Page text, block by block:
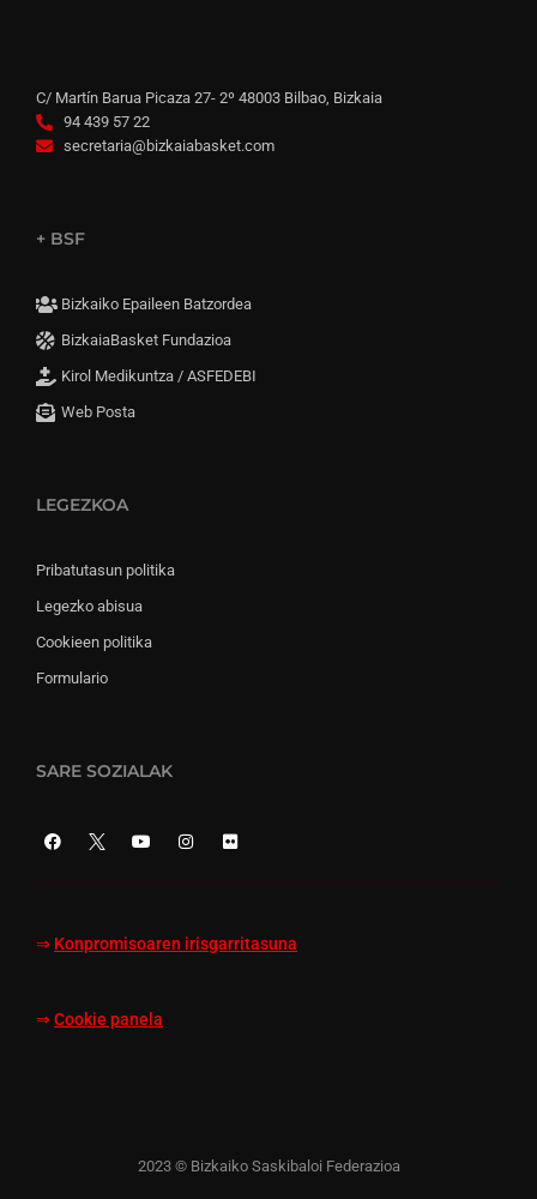
C/ Martín Barua Picaza 27- 2º 48003 Bilbao, Bizkaia
94 439 57 22
secretaria@bizkaiabasket.com
+ BSF
Bizkaiko Epaileen Batzordea
BizkaiaBasket Fundazioa
Kirol Medikuntza / ASFEDEBI
Web Posta
LEGEZKOA
Pribatutasun politika
Legezko abisua
Cookieen politika
Formulario
SARE SOZIALAK
⇒ Konpromisoaren irisgarritasuna
⇒ Cookie panela
2023 © Bizkaiko Saskibaloi Federazioa